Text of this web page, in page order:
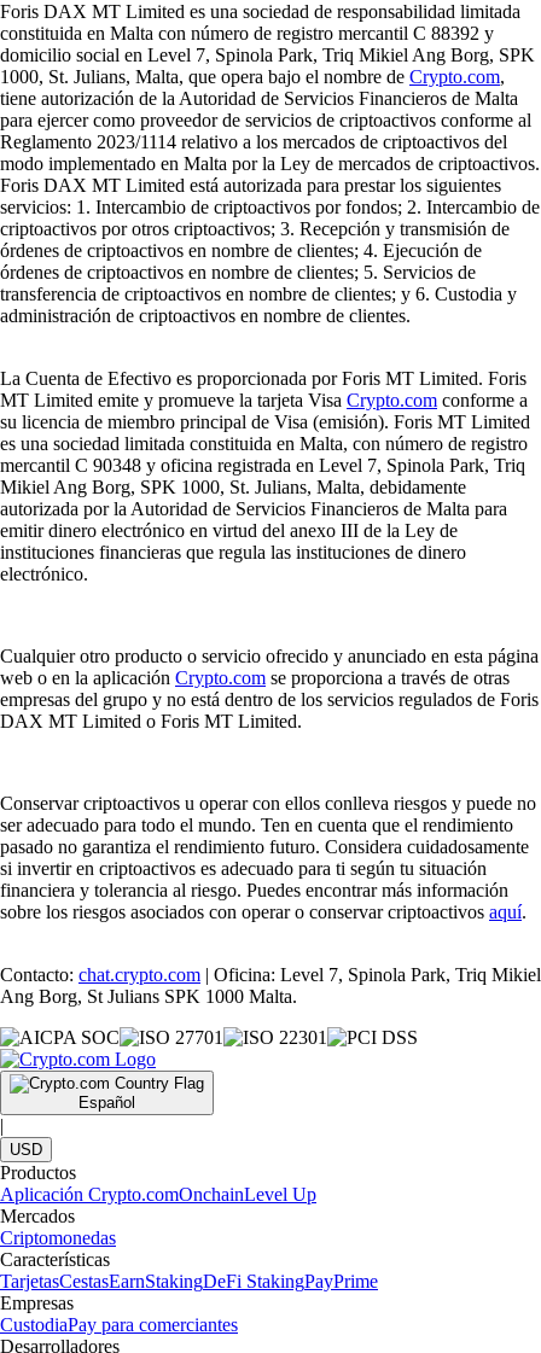
Foris DAX MT Limited es una sociedad de responsabilidad limitada
constituida en Malta con número de registro mercantil C 88392 y
domicilio social en Level 7, Spinola Park, Triq Mikiel Ang Borg, SPK
1000, St. Julians, Malta, que opera bajo el nombre de Crypto.com,
tiene autorización de la Autoridad de Servicios Financieros de Malta
para ejercer como proveedor de servicios de criptoactivos conforme al
Reglamento 2023/1114 relativo a los mercados de criptoactivos del
modo implementado en Malta por la Ley de mercados de criptoactivos.
Foris DAX MT Limited está autorizada para prestar los siguientes
servicios: 1. Intercambio de criptoactivos por fondos; 2. Intercambio de
criptoactivos por otros criptoactivos; 3. Recepción y transmisión de
órdenes de criptoactivos en nombre de clientes; 4. Ejecución de
órdenes de criptoactivos en nombre de clientes; 5. Servicios de
transferencia de criptoactivos en nombre de clientes; y 6. Custodia y
administración de criptoactivos en nombre de clientes.
La Cuenta de Efectivo es proporcionada por Foris MT Limited. Foris
MT Limited emite y promueve la tarjeta Visa Crypto.com conforme a
su licencia de miembro principal de Visa (emisión). Foris MT Limited
es una sociedad limitada constituida en Malta, con número de registro
mercantil C 90348 y oficina registrada en Level 7, Spinola Park, Triq
Mikiel Ang Borg, SPK 1000, St. Julians, Malta, debidamente
autorizada por la Autoridad de Servicios Financieros de Malta para
emitir dinero electrónico en virtud del anexo III de la Ley de
instituciones financieras que regula las instituciones de dinero
electrónico.
Cualquier otro producto o servicio ofrecido y anunciado en esta página
web o en la aplicación Crypto.com se proporciona a través de otras
empresas del grupo y no está dentro de los servicios regulados de Foris
DAX MT Limited o Foris MT Limited.
Conservar criptoactivos u operar con ellos conlleva riesgos y puede no
ser adecuado para todo el mundo. Ten en cuenta que el rendimiento
pasado no garantiza el rendimiento futuro. Considera cuidadosamente
si invertir en criptoactivos es adecuado para ti según tu situación
financiera y tolerancia al riesgo. Puedes encontrar más información
sobre los riesgos asociados con operar o conservar criptoactivos aquí.
Contacto: chat.crypto.com | Oficina: Level 7, Spinola Park, Triq Mikiel
Ang Borg, St Julians SPK 1000 Malta.
Español
|
USD
Productos
Aplicación Crypto.comOnchainLevel Up
Mercados
Criptomonedas
Características
TarjetasCestasEarnStakingDeFi StakingPayPrime
Empresas
CustodiaPay para comerciantes
Desarrolladores